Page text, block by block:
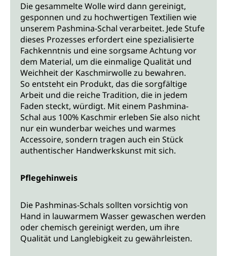
Die gesammelte Wolle wird dann gereinigt,
gesponnen und zu hochwertigen Textilien wie
unserem Pashmina-Schal verarbeitet. Jede Stufe
dieses Prozesses erfordert eine spezialisierte
Fachkenntnis und eine sorgsame Achtung vor
dem Material, um die einmalige Qualität und
Weichheit der Kaschmirwolle zu bewahren.
So entsteht ein Produkt, das die sorgfältige
Arbeit und die reiche Tradition, die in jedem
Faden steckt, würdigt. Mit einem Pashmina-
Schal aus 100% Kaschmir erleben Sie also nicht
nur ein wunderbar weiches und warmes
Accessoire, sondern tragen auch ein Stück
authentischer Handwerkskunst mit sich.
Pflegehinweis
Die Pashminas-Schals sollten vorsichtig von
Hand in lauwarmem Wasser gewaschen werden
oder chemisch gereinigt werden, um ihre
Qualität und Langlebigkeit zu gewährleisten.